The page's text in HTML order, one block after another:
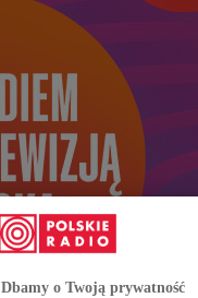
Dbamy o Twoją prywatność